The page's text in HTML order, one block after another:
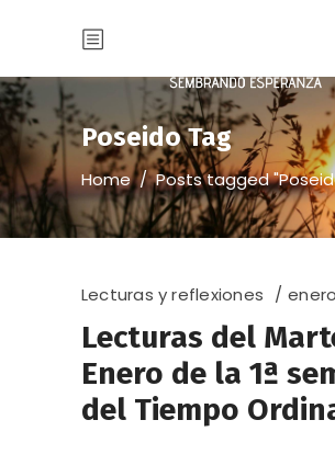
Poseido Tag
Home/Posts tagged
Lecturas y reflexiones enero
Lecturas del
Enero de la 1ª
del Tiempo